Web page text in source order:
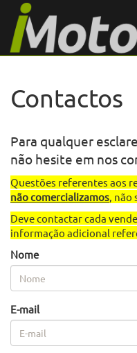
Contactos
Para qualquer
não hesite em nos
Questões referentes aos
não comercializamos, não
Deve contactar cada
informação adicional
Nome
E-mail